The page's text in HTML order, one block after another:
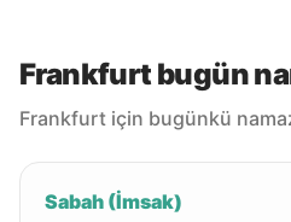
Frankfurt bugün
Frankfurt için bugünkü
Sabah (İmsak)